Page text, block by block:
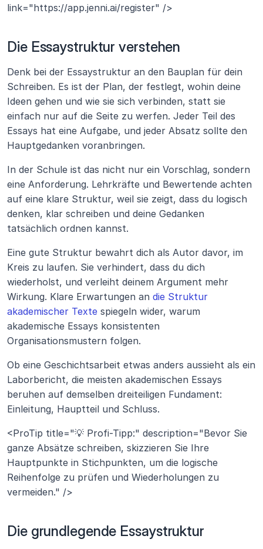
link="https://app.jenni.ai/register" />
Die Essaystruktur verstehen
Denk bei der Essaystruktur an den Bauplan für dein
Schreiben. Es ist der Plan, der festlegt, wohin deine
Ideen gehen und wie sie sich verbinden, statt sie
einfach nur auf die Seite zu werfen. Jeder Teil des
Essays hat eine Aufgabe, und jeder Absatz sollte den
Hauptgedanken voranbringen.
In der Schule ist das nicht nur ein Vorschlag, sondern
eine Anforderung. Lehrkräfte und Bewertende achten
auf eine klare Struktur, weil sie zeigt, dass du logisch
denken, klar schreiben und deine Gedanken
tatsächlich ordnen kannst.
Eine gute Struktur bewahrt dich als Autor davor, im
Kreis zu laufen. Sie verhindert, dass du dich
wiederholst, und verleiht deinem Argument mehr
Wirkung. Klare Erwartungen an die Struktur
akademischer Texte spiegeln wider, warum
akademische Essays konsistenten
Organisationsmustern folgen.
Ob eine Geschichtsarbeit etwas anders aussieht als ein
Laborbericht, die meisten akademischen Essays
beruhen auf demselben dreiteiligen Fundament:
Einleitung, Hauptteil und Schluss.
<ProTip title="💡 Profi-Tipp:" description="Bevor Sie
ganze Absätze schreiben, skizzieren Sie Ihre
Hauptpunkte in Stichpunkten, um die logische
Reihenfolge zu prüfen und Wiederholungen zu
vermeiden." />
Die grundlegende Essaystruktur